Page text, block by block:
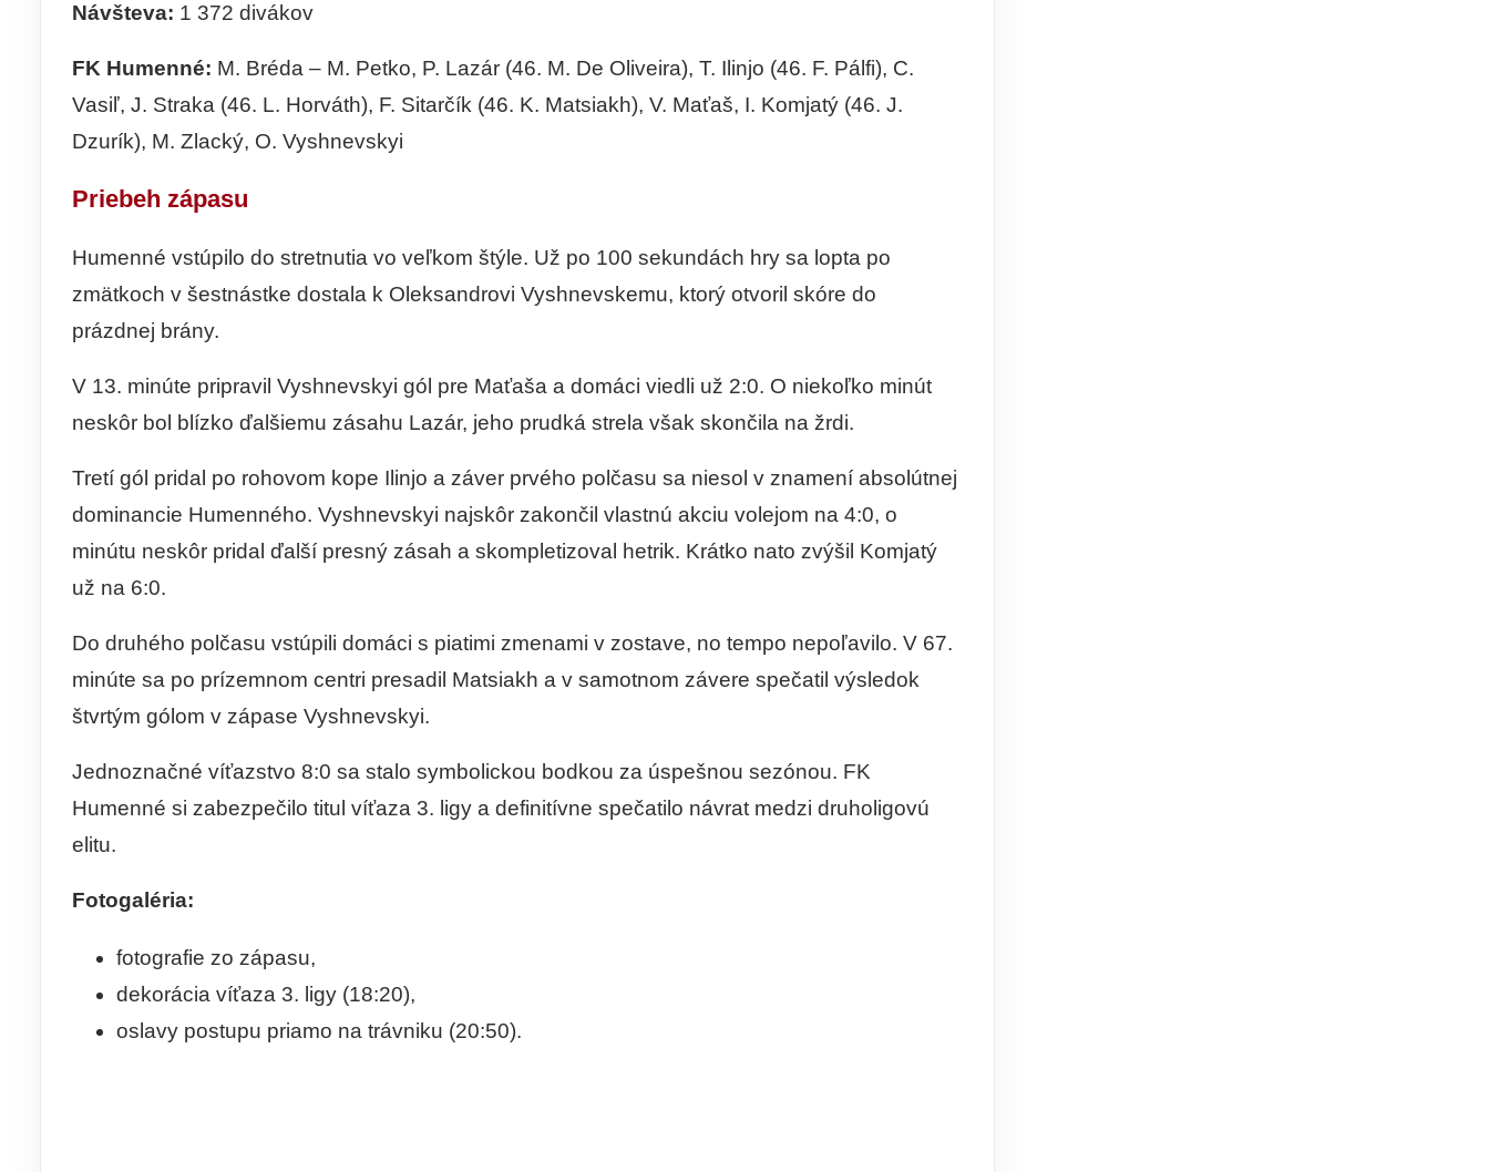
Návšteva: 1 372 divákov
FK Humenné: M. Bréda – M. Petko, P. Lazár (46. M. De Oliveira), T. Ilinjo (46. F. Pálfi), C.
Vasiľ, J. Straka (46. L. Horváth), F. Sitarčík (46. K. Matsiakh), V. Maťaš, I. Komjatý (46. J.
Dzurík), M. Zlacký, O. Vyshnevskyi
Priebeh zápasu
Humenné vstúpilo do stretnutia vo veľkom štýle. Už po 100 sekundách hry sa lopta po
zmätkoch v šestnástke dostala k Oleksandrovi Vyshnevskemu, ktorý otvoril skóre do
prázdnej brány.
V 13. minúte pripravil Vyshnevskyi gól pre Maťaša a domáci viedli už 2:0. O niekoľko minút
neskôr bol blízko ďalšiemu zásahu Lazár, jeho prudká strela však skončila na žrdi.
Tretí gól pridal po rohovom kope Ilinjo a záver prvého polčasu sa niesol v znamení absolútnej
dominancie Humenného. Vyshnevskyi najskôr zakončil vlastnú akciu volejom na 4:0, o
minútu neskôr pridal ďalší presný zásah a skompletizoval hetrik. Krátko nato zvýšil Komjatý
už na 6:0.
Do druhého polčasu vstúpili domáci s piatimi zmenami v zostave, no tempo nepoľavilo. V 67.
minúte sa po prízemnom centri presadil Matsiakh a v samotnom závere spečatil výsledok
štvrtým gólom v zápase Vyshnevskyi.
Jednoznačné víťazstvo 8:0 sa stalo symbolickou bodkou za úspešnou sezónou. FK
Humenné si zabezpečilo titul víťaza 3. ligy a definitívne spečatilo návrat medzi druholigovú
elitu.
Fotogaléria:
fotografie zo zápasu,
dekorácia víťaza 3. ligy (18:20),
oslavy postupu priamo na trávniku (20:50).